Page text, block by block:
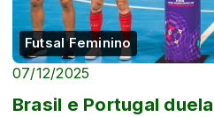
Futsal Feminino
07/12/2025
Brasil e Portugal